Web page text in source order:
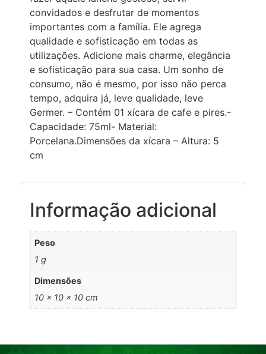
convidados e desfrutar de momentos
importantes com a família. Ele agrega
qualidade e sofisticação em todas as
utilizações. Adicione mais charme, elegância
e sofisticação para sua casa. Um sonho de
consumo, não é mesmo, por isso não perca
tempo, adquira já, leve qualidade, leve
Germer. – Contém 01 xícara de cafe e pires.-
Capacidade: 75ml- Material:
Porcelana.Dimensões da xícara – Altura: 5
cm
Informação adicional
Peso
1 g
Dimensões
10 × 10 × 10 cm